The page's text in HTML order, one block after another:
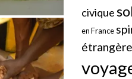
civique
en France